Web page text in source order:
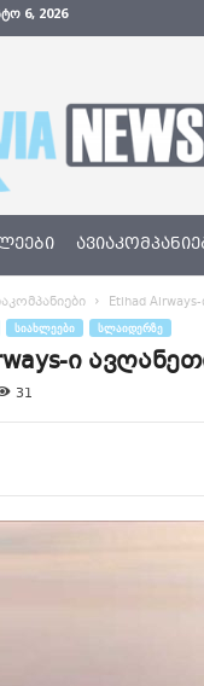
6, 2026
Etihad
ᲡᲘᲐᲮᲚᲔᲔᲑᲘ ᲡᲚᲐᲘᲓᲔᲠᲖᲔ
ი
31